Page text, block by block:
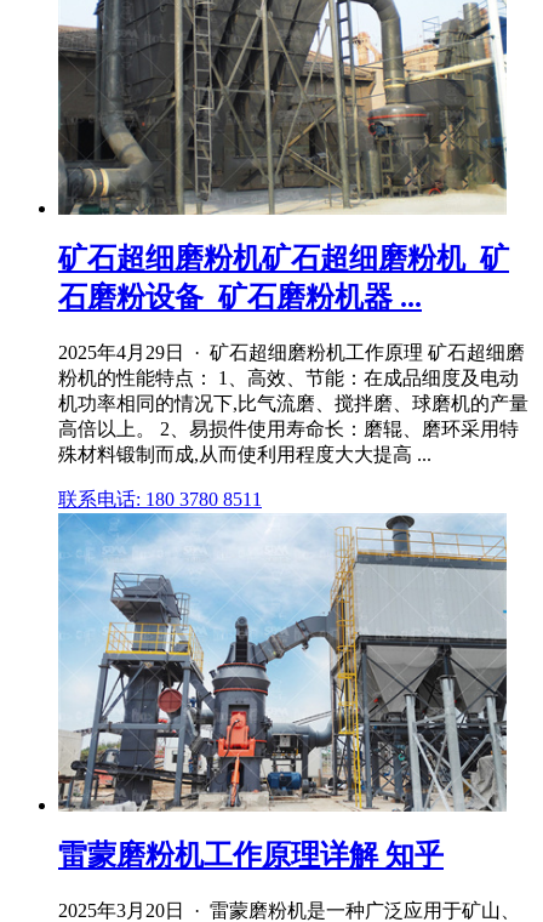
矿石超细磨粉机矿石超细磨粉机_矿
石磨粉设备_矿石磨粉机器 ...
2025年4月29日 · 矿石超细磨粉机工作原理 矿石超细磨
粉机的性能特点： 1、高效、节能：在成品细度及电动
机功率相同的情况下,比气流磨、搅拌磨、球磨机的产量
高倍以上。 2、易损件使用寿命长：磨辊、磨环采用特
殊材料锻制而成,从而使利用程度大大提高 ...
联系电话: 180 3780 8511
雷蒙磨粉机工作原理详解 知乎
2025年3月20日 · 雷蒙磨粉机是一种广泛应用于矿山、